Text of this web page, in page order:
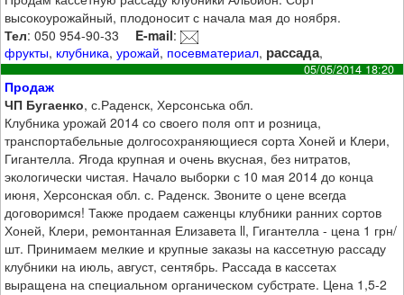
высокоурожайный, плодоносит с начала мая до ноября.
Тел: 050 954-90-33 E-mail:
фрукты, клубника,урожай, посевматериал, рассада,
05/05/2014 18:20
Продаж
ЧП Бугаенко, с.Раденск, Херсонська обл.
Клубника урожай 2014 со своего поля опт и розница,
транспортабельные долгосохраняющиеся сорта Хоней и Клери,
Гигантелла. Ягода крупная и очень вкусная, без нитратов,
экологически чистая. Начало выборки с 10 мая 2014 до конца
июня, Херсонская обл. с. Раденск. Звоните о цене всегда
договоримся! Также продаем саженцы клубники ранних сортов
Хоней, Клери, ремонтанная Елизавета ll, Гигантелла - цена 1 грн/
шт. Принимаем мелкие и крупные заказы на кассетную рассаду
клубники на июль, август, сентябрь. Рассада в кассетах
выращена на специальном органическом субстрате. Цена 1,5-2